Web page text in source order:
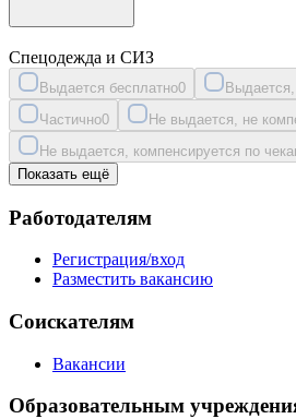
Спецодежда и СИЗ
Выдается бесплатно0
Частично0 Не выдается, не
Не выдается, компенсируется по
Показать ещё
Работодателям
Регистрация/вход
Разместить вакансию
Соискателям
Вакансии
Образовательным